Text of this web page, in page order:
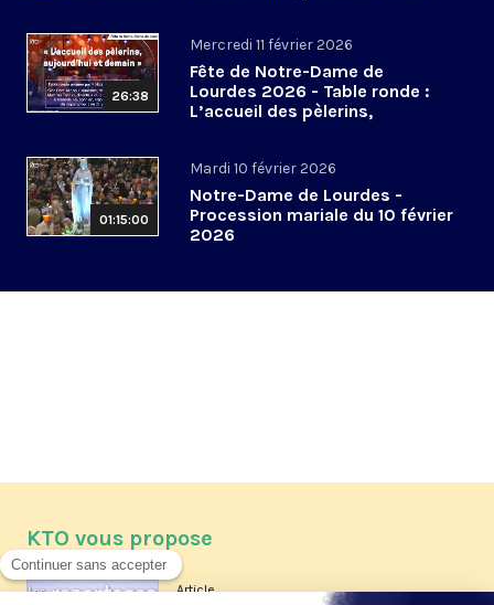
26:38
Mercredi 11 février 2026
Fête de Notre-Dame de
Lourdes 2026 - Table ronde :
L’accueil des pèlerins,
01:15:00
Mardi 10 février 2026
Notre-Dame de Lourdes -
Procession mariale du 10 février
2026
KTO vous propose
Article